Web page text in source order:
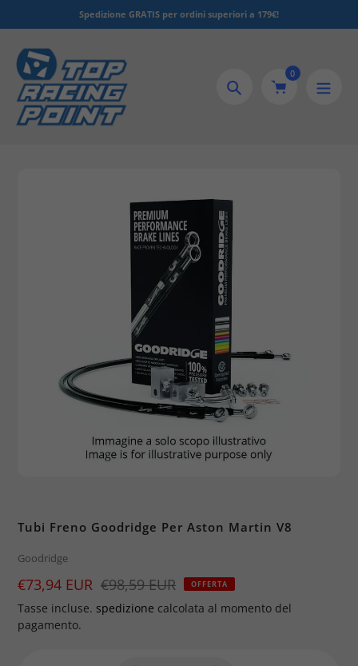
al
GRATIS per ordini superiori a 179€!
Ricerca
0
Tubi Freno Goodridge Per Aston Martin V8
Brand
Goodridge
Prezzo
di
vendita
€73,94 EUR
Prezzo €98,59 EUR OFFERTA
Tasse incluse. spedizione calcolata al momento del
pagamento.